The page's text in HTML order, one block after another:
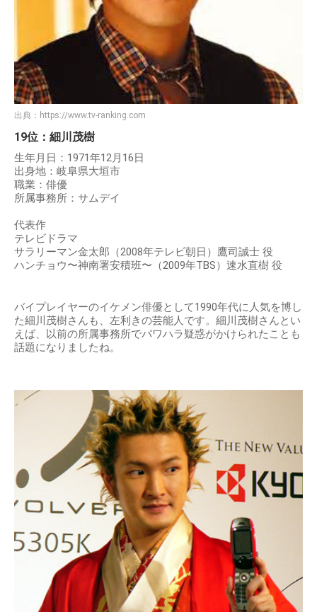
出典： https://www.tv-ranking.com
19位：細川茂樹
生年月日：1971年12月16日
出身地：岐阜県大垣市
職業：俳優
所属事務所：サムデイ
代表作
テレビドラマ
サラリーマン金太郎（2008年テレビ朝日）鷹司誠士 役
ハンチョウ〜神南署安積班〜（2009年TBS）速水直樹 役
バイプレイヤーのイケメン俳優として1990年代に人気を博し
た細川茂樹さんも、左利きの芸能人です。細川茂樹さんとい
えば、以前の所属事務所でパワハラ疑惑がかけられたことも
話題になりましたね。